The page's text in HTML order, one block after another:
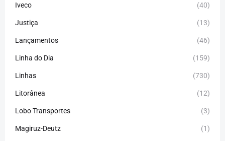
Iveco (40)
Justiça (13)
Lançamentos (46)
Linha do Dia (159)
Linhas (730)
Litorânea (12)
Lobo Transportes (3)
Magiruz-Deutz (1)